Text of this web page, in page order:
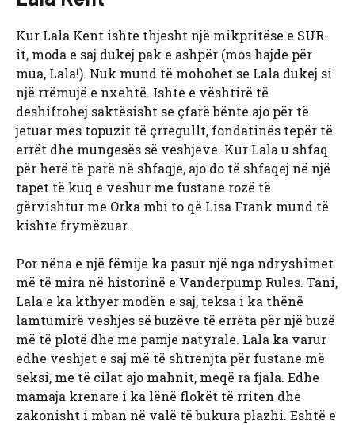
Kur Lala Kent ishte thjesht një mikpritëse e SUR-
it, moda e saj dukej pak e ashpër (mos hajde për
mua, Lala!). Nuk mund të mohohet se Lala dukej si
një rrëmujë e nxehtë. Ishte e vështirë të
deshifrohej saktësisht se çfarë bënte ajo për të
jetuar mes topuzit të çrregullt, fondatinës tepër të
errët dhe mungesës së veshjeve. Kur Lala u shfaq
për herë të parë në shfaqje, ajo do të shfaqej në një
tapet të kuq e veshur me fustane rozë të
gërvishtur me Orka mbi to që Lisa Frank mund të
kishte frymëzuar.
Por nëna e një fëmije ka pasur një nga ndryshimet
më të mira në historinë e Vanderpump Rules. Tani,
Lala e ka kthyer modën e saj, teksa i ka thënë
lamtumirë veshjes së buzëve të errëta për një buzë
më të plotë dhe me pamje natyrale. Lala ka varur
edhe veshjet e saj më të shtrenjta për fustane më
seksi, me të cilat ajo mahnit, meqë ra fjala. Edhe
mamaja krenare i ka lënë flokët të rriten dhe
zakonisht i mban në valë të bukura plazhi. Eshtë e